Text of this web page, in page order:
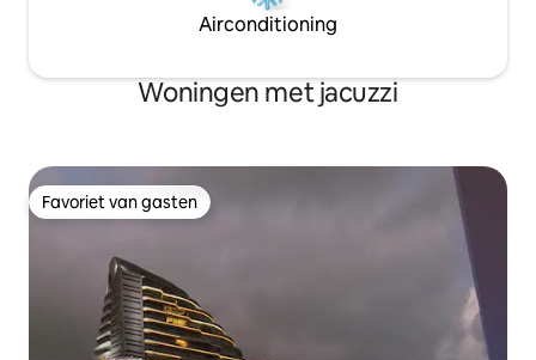
Airconditioning
Woningen met jacuzzi
Favoriet van gasten
Favoriet van gasten